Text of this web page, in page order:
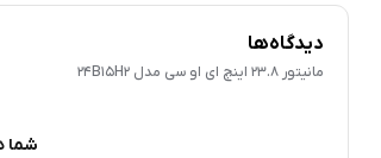
دیدگاه‌ها
مانیتور 23.8 اینچ ای او سی مدل 24B15H2
شما